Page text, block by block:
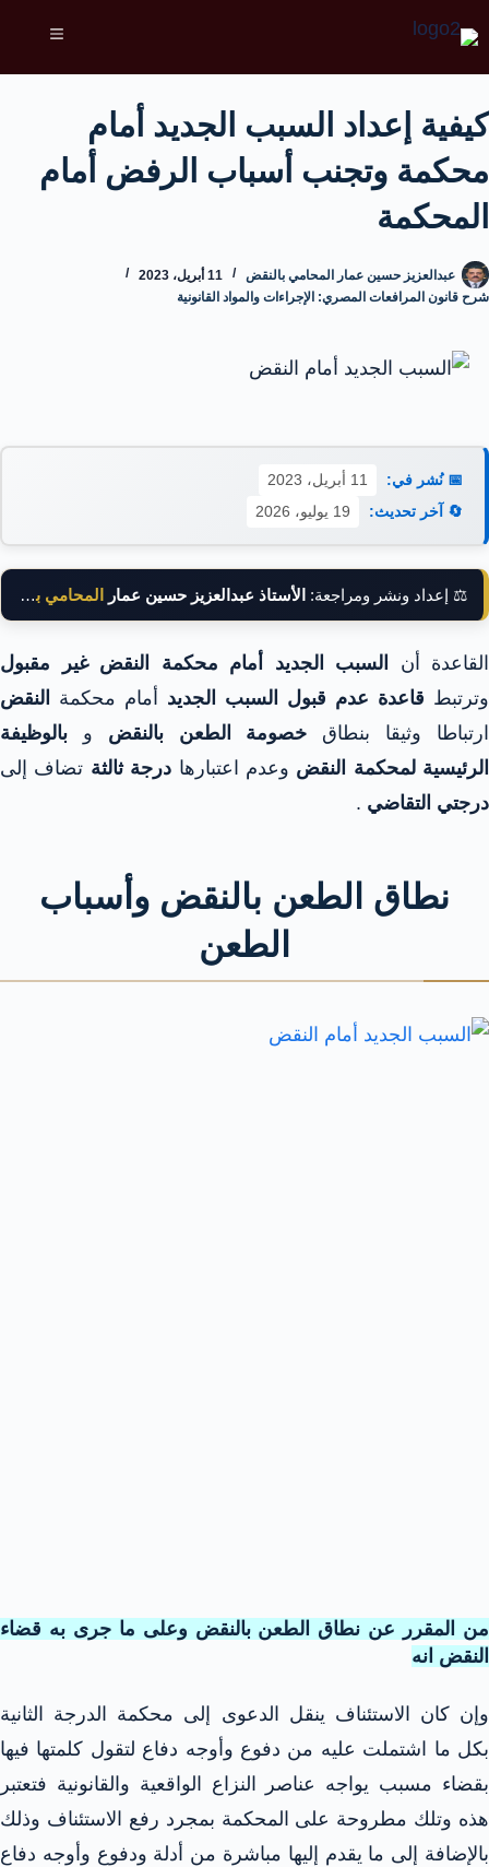
كيفية إعداد السبب الجديد أمام
محكمة وتجنب أسباب الرفض أمام
المحكمة
عبدالعزيز حسين عمار المحامي بالنقض
11 أبريل، 2023
شرح قانون المرافعات المصري: الإجراءات والمواد القانونية
📅 نُشر في:
11 أبريل، 2023
🔄 آخر تحديث:
19 يوليو، 2026
⚖️ إعداد ونشر ومراجعة: الأستاذ عبدالعزيز حسين عمار المحامي بالنقض
القاعدة أن
السبب الجديد أمام محكمة النقض غير مقبول
وترتبط قاعدة عدم قبول السبب الجديد أمام محكمة
النقض
ارتباطا وثيقا بنطاق خصومة الطعن بالنقض و بالوظيفة
الرئيسية لمحكمة النقض وعدم اعتبارها درجة ثالثة تضاف إلى
درجتي التقاضي .
نطاق الطعن بالنقض وأسباب
الطعن
من المقرر عن نطاق الطعن بالنقض وعلى ما جرى به قضاء
النقض انه
وإن كان الاستئناف ينقل الدعوى إلى محكمة الدرجة الثانية
بكل ما اشتملت عليه من دفوع وأوجه دفاع لتقول كلمتها فيها
بقضاء مسبب يواجه عناصر النزاع الواقعية والقانونية فتعتبر
هذه وتلك مطروحة على المحكمة بمجرد رفع الاستئناف وذلك
بالإضافة إلى ما يقدم إليها مباشرة من أدلة ودفوع وأوجه دفاع